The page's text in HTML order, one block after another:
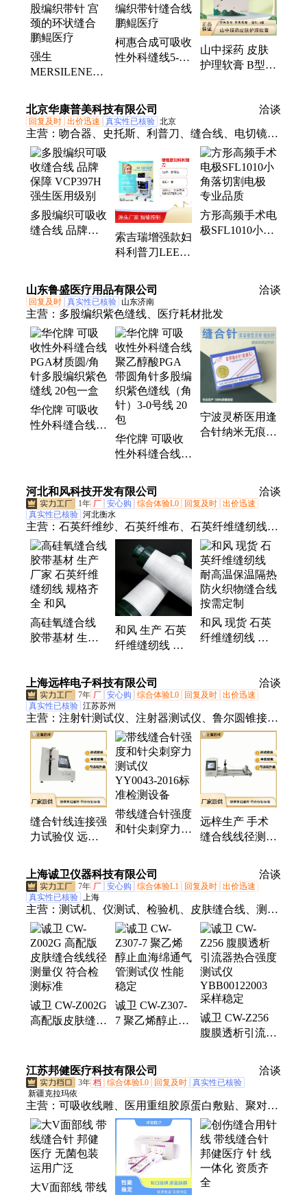
体敷料、消融电极、黏胶祛除剂、带线缝合针、医用
缝合针、水胶体敷料、无菌导尿管
强生
MERSILENE线
股编织带针 宫
颈的环状缝合
鹏鲲医疗
柯惠合成可吸收
性外科缝线5-0
鹏鲲医疗
山中採药 皮肤
护理软膏 B型
北京华康普美科技有限公司 洽谈
回复及时 出价迅速 真实性已核验 北京
主营： 吻合器、史托斯、利普刀、缝合线、电切镜、
爱尔博、修补塞、飞尼思、电切环、结扎夹、leep刀
头、cook导丝、高频电刀、医用吸烟、中性电极、脚
踏开关、超声刀头、电极刀头、取石网篮、内镜测
漏、光纤喉镜、疝气补片、疝修补器、超声刀手柄、
超声刀刀头、医疗负极板
多股编织可吸收
缝合线 品牌保
索吉瑞增强款妇
科利普刀LEEP
能控制
方形高频手术电
极SFL1010小角
山东鲁盛医疗用品有限公司 洽谈
回复及时 真实性已核验 山东济南
主营： 多股编织紫色缝线、医疗耗材批发
华佗牌 可吸收
性外科缝合线
华佗牌 可吸收
性外科缝合线聚
圆角针多股编织
紫色缝线（角
针）3-0号线 20
包
宁波灵桥医用逢
合针纳米无痕美
3*10（10根一
包）
河北和风科技开发有限公司 洽谈
1年 厂 安心购 综合体验L0 回复及时 出价迅速
真实性已核验 河北衡水
主营： 石英纤维纱、石英纤维布、石英纤维缝纫线、
缝合线、石英纤维短切纱、石英纤维套管、石英纤维
针刺毡、石英纤维薄毡、石英纤维棉、石英纤维带、
透波材料、隐身材料
高硅氧缝合线
胶带基材 生产
全 和风
和风 生产 石英
纤维缝纫线 耐
火织物缝合线
轻质耐热
和风 现货 石英
纤维缝纫线 耐
上海远梓电子科技有限公司 洽谈
7年 厂 安心购 综合体验L0 回复及时 出价迅速
真实性已核验 江苏苏州
主营： 注射针测试仪、注射器测试仪、鲁尔圆锥接头
性能综合测试仪、缝合线线径测试仪、鲁尔圆锥接头
多功能测试仪、注射器药液推挤力测试仪、抓取钳传
递系数测试仪、牙钻颈部强度测试仪、牙钻端侧刃切
削试验仪、牙科手机综合测试台、手术刀片弹性测试
仪、牙钻径向跳动测试仪、手术刀片锋利度测试仪、
牙科治疗机压头损失测试仪、针尖刺穿力测试仪、锋
利度测试仪、堵转扭矩测试仪、阴道扩张器挠度测试
针管刚性测试仪、针尖锋利度测试仪、缝合针测试
仪、抓取钳锁合啮合力测试仪、导丝抗弯曲测试仪
缝合针线连接强
力试验仪 远梓
测试设备 符合
行业标准
带线缝合针强度
和针尖刺穿力测
备
远梓生产 手术
缝合线线径测量
动计算平均值
上海诚卫仪器科技有限公司 洽谈
7年 厂 安心购 综合体验L1 回复及时 出价迅速
真实性已核验 上海
主营： 测试机、仪测试、检验机、皮肤缝合线、测验
仪、护目镜、卫生巾、astmf2992、测定机、耐磨仪、
强力仪、nbs橡胶、织物胀、卫生纸、老化箱、检测
仪、灼热丝、试验机、试验仪、纸尿裤、能检验、测
定仪、呼吸气密、测试温度、口罩耳带、性测试仪
诚卫 CW-Z002G
高配版皮肤缝合
诚卫 CW-Z307-
7 聚乙烯醇止血
诚卫 CW-Z256
腹膜透析引流器
YBB00122003
采样稳定
江苏邦健医疗科技有限公司 洽谈
3年 档 综合体验L0 回复及时 真实性已核验
新疆克拉玛依
主营： 可吸收线雕、医用重组胶原蛋白敷贴、聚对二
氧环己酮面部埋、缝合线、经皮穿刺针、一次性使用
埋线针、带线缝合针-聚丙烯线、可吸收性倒刺线、
可吸收性外科缝线、中医埋线、穴位埋线、美容减肥
针、穴位埋线疗法、中医穴位埋线用针、一次性使用
活检针、带线缝合针、中医减肥埋线、提拉线雕
大V面部线 带线